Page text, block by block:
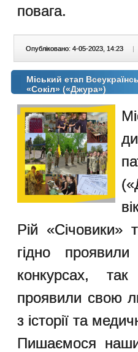
повага.
Опубліковано: 4-05-2023, 14:23 |
Міський етап
«Сокіл» («Джура»)
Рій
гідно
конкурсах,
проявили свою
з історії та
Пишаємося